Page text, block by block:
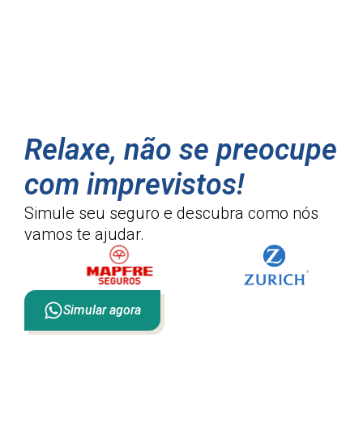
Relaxe, não se preocupe
com imprevistos!
Simule seu seguro e descubra como nós
vamos te ajudar.
Simular agora